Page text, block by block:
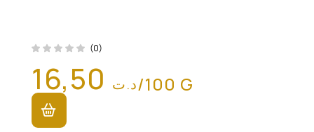
(0)
د.ت/100 G